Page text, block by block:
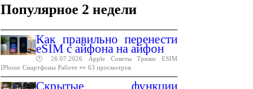
Популярное 2 недели
Как правильно перенести
eSIM с айфона на айфон
🕑 26.07.2026 Apple Советы Трюки
ESIM
IPhone Смартфоны Работе 👀 63 просмотров
Скрытые функции